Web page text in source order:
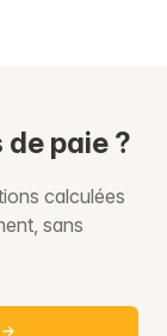
paie ?
calculées
sans